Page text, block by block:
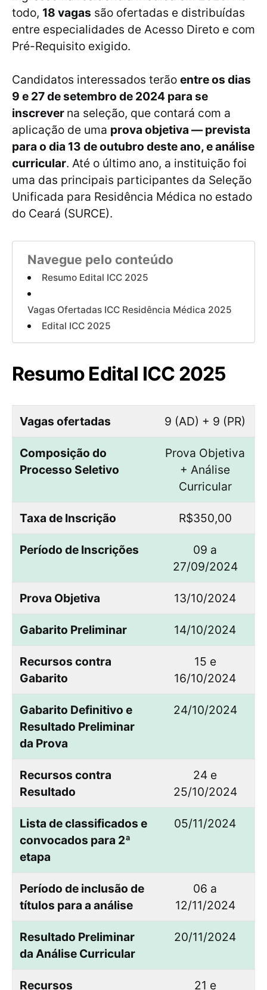
todo, 18 vagas são ofertadas e distribuídas
entre especialidades de Acesso Direto e com
Pré-Requisito exigido.
Candidatos interessados terão entre os dias
9 e 27 de setembro de 2024 para se
inscrever na seleção, que contará com a
aplicação de uma prova objetiva — prevista
para o dia 13 de outubro deste ano, e análise
curricular. Até o último ano, a instituição foi
uma das principais participantes da Seleção
Unificada para Residência Médica no estado
do Ceará (SURCE).
Navegue pelo conteúdo
Resumo Edital ICC 2025
Vagas Ofertadas ICC Residência Médica 2025
Edital ICC 2025
Resumo Edital ICC 2025
Vagas ofertadas 9 (AD) + 9 (PR)
Composição do
Processo Seletivo
Prova Objetiva
+ Análise
Curricular
Taxa de Inscrição R$350,00
Período de Inscrições
09 a
27/09/2024
Prova Objetiva 13/10/2024
Gabarito Preliminar 14/10/2024
Recursos contra
Gabarito
15 e
16/10/2024
Gabarito Definitivo e
Resultado Preliminar
da Prova
24/10/2024
Recursos contra
Resultado
24 e
25/10/2024
Lista de classificados e
convocados para 2ª
etapa
05/11/2024
Período de inclusão de
títulos para a análise
06 a
12/11/2024
Resultado Preliminar
da Análise Curricular
20/11/2024
Recursos 21 e